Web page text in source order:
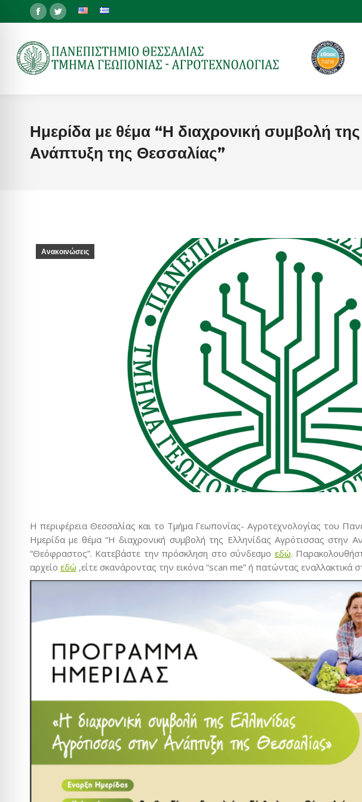
Facebook
opens
in
Twitter
opens
in
Ημερίδα με θέμα “Η διαχρονική συμβολή
Ανάπτυξη της Θεσσαλίας”
Ανακοινώσεις
Η περιφέρεια Θεσσαλίας και το Τμήμα Γεωπονίας- Αγροτεχνολογίας του
Ημερίδα με θέμα “Η διαχρονική συμβολή της Ελληνίδας Αγρότισσας στην
“Θεόφραστος”. Κατεβάστε την πρόσκληση στο σύνδεσμο εδώ.
αρχείο εδώ ,είτε σκανάροντας την εικόνα “scan me” ή πατώντας εναλλακτικά